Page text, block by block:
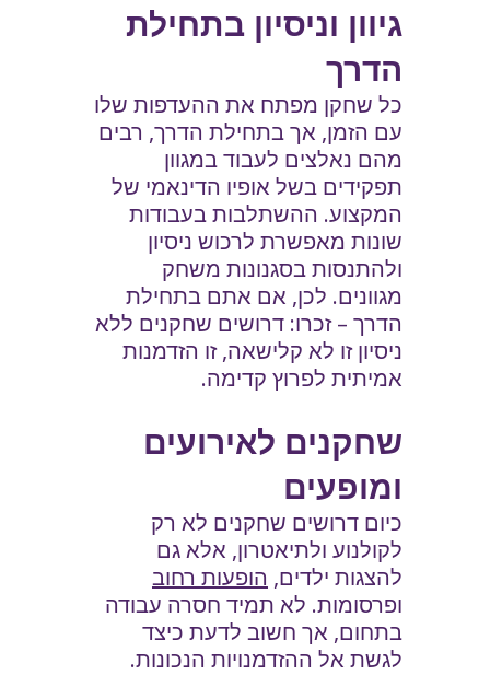
גיוון וניסיון בתחילת
הדרך
כל שחקן מפתח את ההעדפות שלו
עם הזמן, אך בתחילת הדרך, רבים
מהם נאלצים לעבוד במגוון
תפקידים בשל אופיו הדינאמי של
המקצוע. ההשתלבות בעבודות
שונות מאפשרת לרכוש ניסיון
ולהתנסות בסגנונות משחק
מגוונים. לכן, אם אתם בתחילת
הדרך – זכרו: דרושים שחקנים ללא
ניסיון זו לא קלישאה, זו הזדמנות
אמיתית לפרוץ קדימה.
שחקנים לאירועים
ומופעים
כיום דרושים שחקנים לא רק
לקולנוע ולתיאטרון, אלא גם
להצגות ילדים, הופעות רחוב
ופרסומות. לא תמיד חסרה עבודה
בתחום, אך חשוב לדעת כיצד
לגשת אל ההזדמנויות הנכונות.